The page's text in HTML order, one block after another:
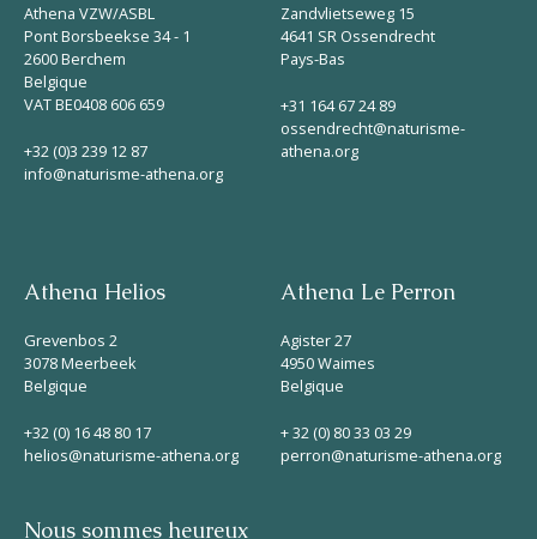
Athena VZW/ASBL
Pont Borsbeekse 34 - 1
2600 Berchem
Belgique
VAT BE0408 606 659
+32 (0)3 239 12 87
info@naturisme-athena.org
Zandvlietseweg 15
4641 SR Ossendrecht
Pays-Bas
+31 164 67 24 89
ossendrecht@naturisme-
athena.org
Athena Helios
Grevenbos 2
3078 Meerbeek
Belgique
+32 (0) 16 48 80 17
helios@naturisme-athena.org
Athena Le Perron
Agister 27
4950 Waimes
Belgique
+ 32 (0) 80 33 03 29
perron@naturisme-athena.org
Nous sommes heureux